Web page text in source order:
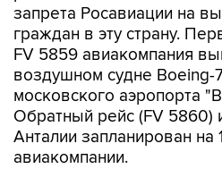
запрета Росавиации на
граждан в эту страну.
FV 5859 авиакомпания
воздушном судне
московского аэропорта
Обратный рейс (FV 5860)
Анталии запланирован на
авиакомпании.